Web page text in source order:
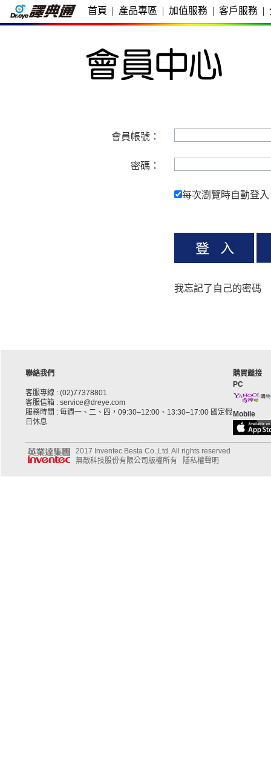
首頁 | 產品專區 | 加值服務 | 客戶服務 |
會員帳號：
密碼：
每次瀏覽時自動登入
我忘記了自己的密碼
聯絡我們
客服專線 : (02)77378801
客服信箱 : service@dreye.com
服務時間 : 每週一、二、四，09:30–12:00、13:30–17:00 國定假
日休息
購買鏈接
PC
Mobile
2017 Inventec Besta Co.,Ltd. All rights reserved
無敵科技股份有限公司版權所有
隱私權聲明